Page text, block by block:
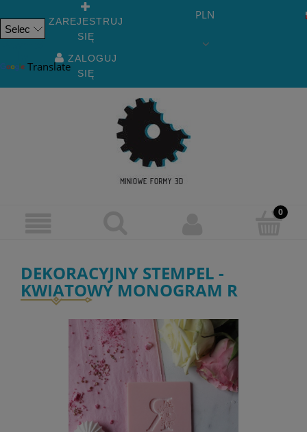
Translate
ZAREJESTRUJ
SIĘ
ZALOGUJ
SIĘ
PLN
DEKORACYJNY STEMPEL -
KWIATOWY MONOGRAM R